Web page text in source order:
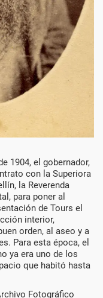
1904, el gobernador,
con la Superiora
la Reverenda
para poner al
de Tours el
interior,
orden, al aseo y a
Para esta época, el
ya era uno de los
que habitó hasta
Fotográfico